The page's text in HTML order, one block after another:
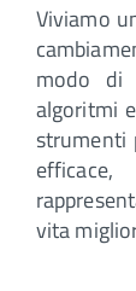
Viviamo
modo di
algoritmi
strumenti
vita